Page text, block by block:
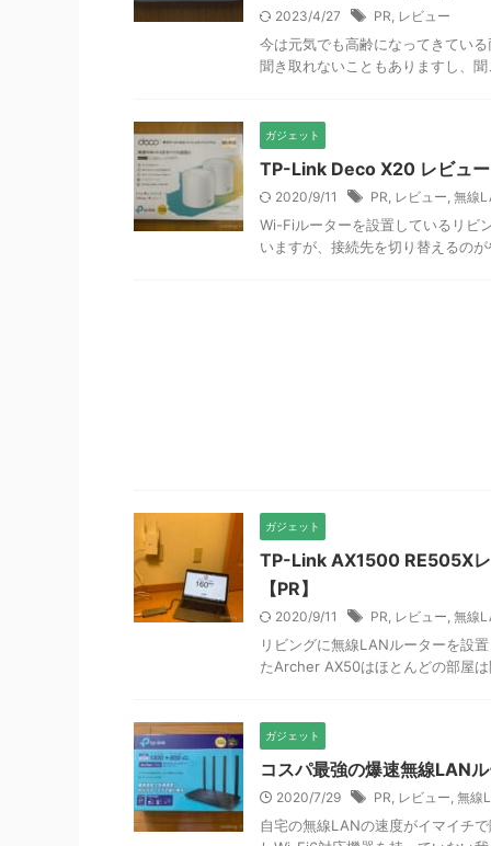
2023/4/27 PR, レビュー
今は元気でも高齢になってきてい
聞き取れないこともありますし、
ガジェット
TP-Link Deco X20 レビュー
2020/9/11 PR, レビュー, 無線
Wi-Fiルーターを設置しているリビ
いますが、接続先を切り替えるの
ガジェット
TP-Link AX1500 RE505X
【PR】
2020/9/11 PR, レビュー, 無線
リビングに無線LANルーターを設
たArcher AX50はほとんどの部屋
ガジェット
コスパ最強の爆速無線LAN
2020/7/29 PR, レビュー, 無線
自宅の無線LANの速度がイマイチ